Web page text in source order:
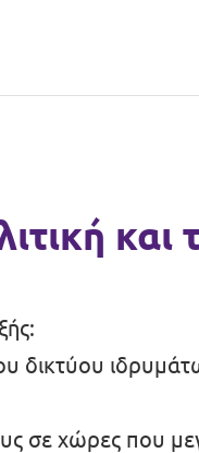
δικτύου
σε χώρες που